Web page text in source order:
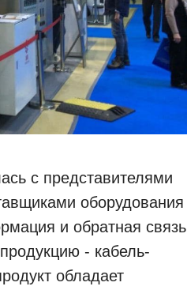
с представителями
оборудования
и обратная связь
- кабель-
обладает